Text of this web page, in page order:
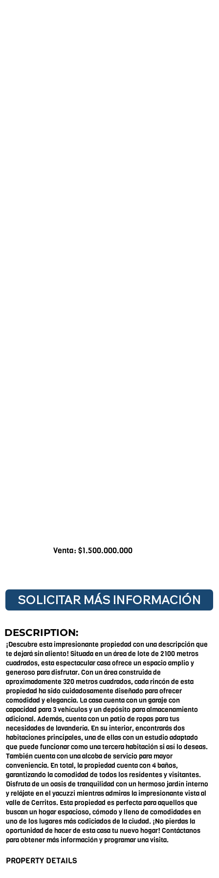
Venta: $1.500.000.000
SOLICITAR MÁS INFORMACIÓN
DESCRIPTION:
¡Descubre esta impresionante propiedad con una descripción que
te dejará sin aliento! Situada en un área de lote de 2100 metros
cuadrados, esta espectacular casa ofrece un espacio amplio y
generoso para disfrutar. Con un área construida de
aproximadamente 320 metros cuadrados, cada rincón de esta
propiedad ha sido cuidadosamente diseñado para ofrecer
comodidad y elegancia. La casa cuenta con un garaje con
capacidad para 3 vehículos y un depósito para almacenamiento
adicional. Además, cuenta con un patio de ropas para tus
necesidades de lavandería. En su interior, encontrarás dos
habitaciones principales, una de ellas con un estudio adaptado
que puede funcionar como una tercera habitación si así lo deseas.
También cuenta con una alcoba de servicio para mayor
conveniencia. En total, la propiedad cuenta con 4 baños,
garantizando la comodidad de todos los residentes y visitantes.
Disfruta de un oasis de tranquilidad con un hermoso jardín interno
y relájate en el yacuzzi mientras admiras la impresionante vista al
valle de Cerritos. Esta propiedad es perfecta para aquellos que
buscan un hogar espacioso, cómodo y lleno de comodidades en
uno de los lugares más codiciados de la ciudad. ¡No pierdas la
oportunidad de hacer de esta casa tu nuevo hogar! Contáctanos
para obtener más información y programar una visita.
PROPERTY DETAILS